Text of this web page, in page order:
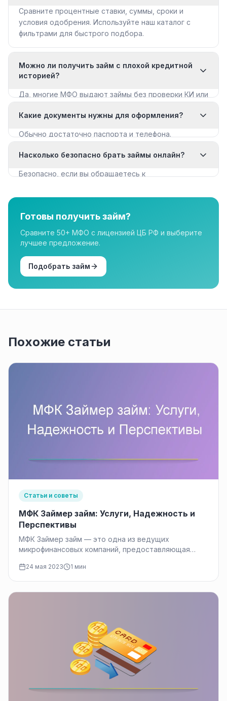
Сравните процентные ставки, суммы, сроки и
условия одобрения. Используйте наш каталог с
фильтрами для быстрого подбора.
Можно ли получить займ с плохой кредитной
историей?
Да, многие МФО выдают займы без проверки КИ или
с плохой КИ».
Какие документы нужны для оформления?
Обычно достаточно паспорта и телефона.
документы для крупных сумм.
Насколько безопасно брать займы онлайн?
Безопасно, если вы обращаетесь к
организации в нашем каталоге имеют лицензию.
Готовы получить займ?
Сравните 50+ МФО с лицензией ЦБ РФ и выберите
лучшее предложение.
Подобрать займ
Похожие статьи
Статьи и советы
МФК Займер займ: Услуги, Надежность и
Перспективы
МФК Займер займ — это одна из ведущих
микрофинансовых компаний, предоставляющая
24 мая 2023 1 мин